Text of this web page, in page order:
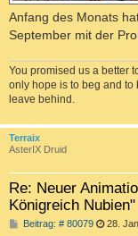
Anfang des Monats
September mit der
You promised us a better
only hope is to beg and to
leave behind.
Terraix
AsterIX Druid
Re: Neuer
Königreich Nubien"
Beitrag: # 80079B 28.